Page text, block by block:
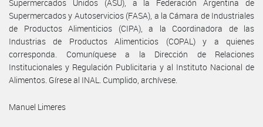
Supermercados Unidos (ASU), a la Federación Argentina de
Supermercados y Autoservicios (FASA), a la Cámara de Industriales
de Productos Alimenticios (CIPA), a la Coordinadora de las
Industrias de Productos Alimenticios (COPAL) y a quienes
corresponda. Comuníquese a la Dirección de Relaciones
Institucionales y Regulación Publicitaria y al Instituto Nacional de
Alimentos. Gírese al INAL. Cumplido, archívese.
Manuel Limeres